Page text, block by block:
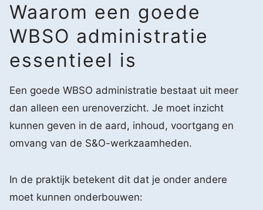
Waarom een goede
WBSO administratie
essentieel is
Een goede WBSO administratie bestaat uit meer
dan alleen een urenoverzicht. Je moet inzicht
kunnen geven in de aard, inhoud, voortgang en
omvang van de S&O-werkzaamheden.
In de praktijk betekent dit dat je onder andere
moet kunnen onderbouwen: